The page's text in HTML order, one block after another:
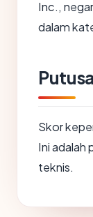
Inc.,
dalam
Skor
Ini adalah
teknis.